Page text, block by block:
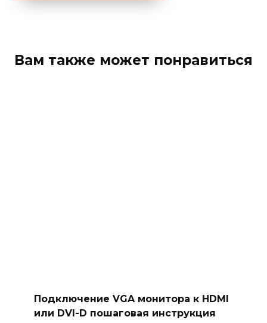
Вам также может понравиться
Подключение VGA монитора к HDMI
или DVI-D пошаговая инструкция